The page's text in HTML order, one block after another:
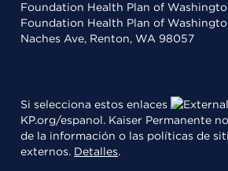
Foundation Health Plan of
Foundation Health Plan of
Naches Ave, Renton, WA 98057
Si selecciona estos enlaces
KP.org/espanol. Kaiser Permanente
de la información o las políticas de
externos. Detalles.